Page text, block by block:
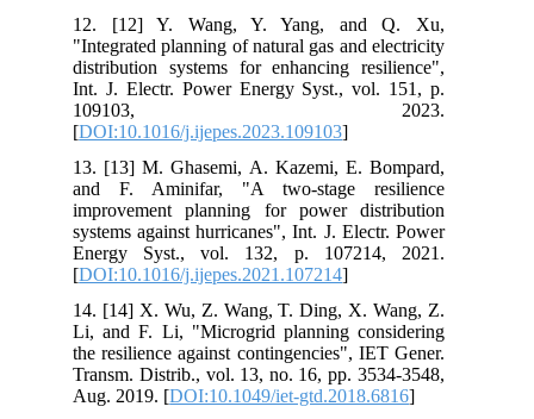
12. [12] Y. Wang, Y. Yang, and Q. Xu,
"Integrated planning of natural gas and electricity
distribution systems for enhancing resilience",
Int. J. Electr. Power Energy Syst., vol. 151, p.
109103, 2023.
[DOI:10.1016/j.ijepes.2023.109103
13. [13] M. Ghasemi, A. Kazemi, E. Bompard,
and F. Aminifar, "A two-stage resilience
improvement planning for power distribution
systems against hurricanes", Int. J. Electr. Power
Energy Syst., vol. 132, p. 107214, 2021.
[DOI:10.1016/j.ijepes.2021.107214
14. [14] X. Wu, Z. Wang, T. Ding, X. Wang, Z.
Li, and F. Li, "Microgrid planning considering
the resilience against contingencies", IET Gener.
Transm. Distrib., vol. 13, no. 16, pp. 3534-3548,
Aug. 2019. [DOI:10.1049/iet-gtd.2018.6816